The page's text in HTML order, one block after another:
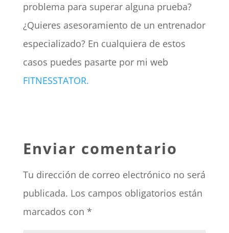
problema para superar alguna prueba?
¿Quieres asesoramiento de un entrenador
especializado? En cualquiera de estos
casos puedes pasarte por mi web
FITNESSTATOR.
Enviar comentario
Tu dirección de correo electrónico no será
publicada. Los campos obligatorios están
marcados con *